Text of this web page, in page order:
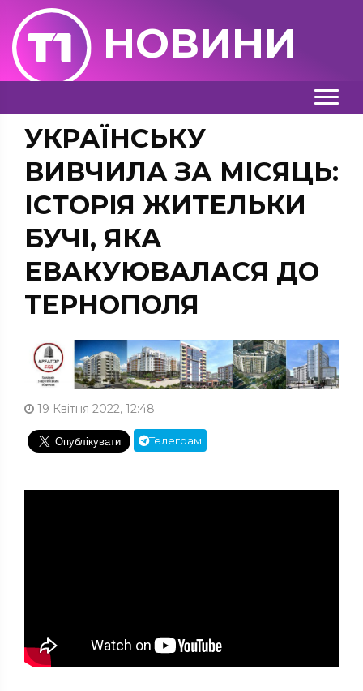
НОВИНИ
УКРАЇНСЬКУ
ВИВЧИЛА ЗА МІСЯЦЬ:
ІСТОРІЯ ЖИТЕЛЬКИ
БУЧІ, ЯКА
ЕВАКУЮВАЛАСЯ ДО
ТЕРНОПОЛЯ
19 Квітня 2022, 12:48
Телеграм